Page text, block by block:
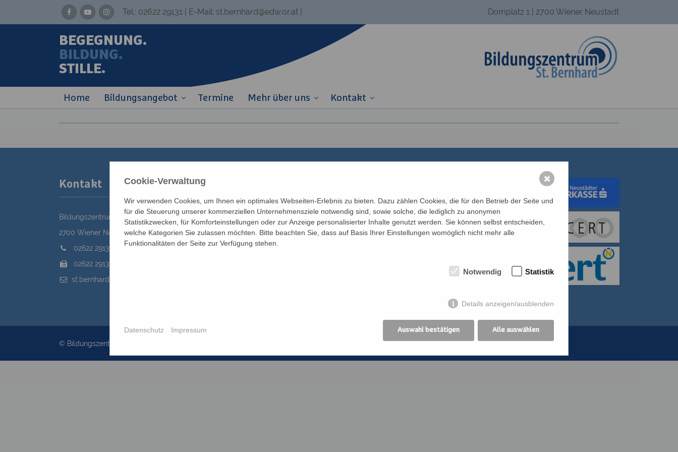
Tel.: 02622 29131 | E-Mail: st.bernhard@edw.or.at Domplatz 1 | 2700 Wiener Neustadt
BEGEGNUNG.
BILDUNG.
STILLE.
Home Bildungsangebot Termine Mehr über uns Kontakt
Kontakt
Bildungszentrum St. Bernhard der Erzdiözese Wien
2700 Wiener Neustadt, Domplatz 1
02622 29131
02622 29131-5040
st.bernhard@edw.or.at
Newsletter
Förderverein
Anreise
Katholisches Bildungswerk Wien
Bildung Regional
Kirchliches Bibliothekswerk der
© Bildungszentrum St.Bernhard 2026
Cookie-Verwaltung
Wir verwenden Cookies, um Ihnen ein optimales Webseiten-Erlebnis zu bieten. Dazu zählen Cookies, die für den Betrieb der Seite und
für die Steuerung unserer kommerziellen Unternehmensziele notwendig sind, sowie solche, die lediglich zu anonymen
Statistikzwecken, für Komforteinstellungen oder zur Anzeige personalisierter Inhalte genutzt werden. Sie können selbst entscheiden,
welche Kategorien Sie zulassen möchten. Bitte beachten Sie, dass auf Basis Ihrer Einstellungen womöglich nicht mehr alle
Funktionalitäten der Seite zur Verfügung stehen.
Notwendig Statistik
Details anzeigen/ausblenden
Auswahl bestätigen Alle auswählen
Datenschutz Impressum
✖